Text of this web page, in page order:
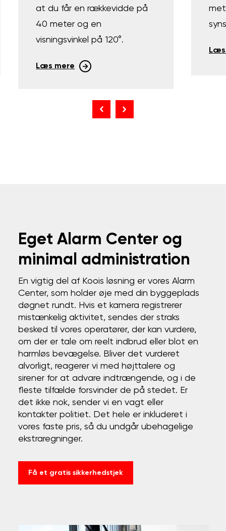
at du får en rækkevidde på
40 meter og en
visningsvinkel på 120°.
Læs mere
Eget Alarm Center og
minimal administration
En vigtig del af Koois løsning er vores Alarm
Center, som holder øje med din byggeplads
døgnet rundt. Hvis et kamera registrerer
mistænkelig aktivitet, sendes der straks
besked til vores operatører, der kan vurdere,
om der er tale om reelt indbrud eller blot en
harmløs bevægelse. Bliver det vurderet
alvorligt, reagerer vi med højttalere og
sirener for at advare indtrængende, og i de
fleste tilfælde forsvinder de på stedet. Er
det ikke nok, sender vi en vagt eller
kontakter politiet. Det hele er inkluderet i
vores faste pris, så du undgår ubehagelige
ekstraregninger.
Få et gratis sikkerhedstjek